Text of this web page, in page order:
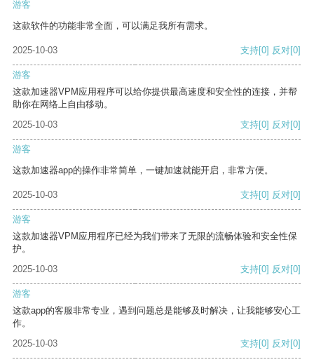
游客
这款软件的功能非常全面，可以满足我所有需求。
2025-10-03 支持[0] 反对[0]
游客
这款加速器VPM应用程序可以给你提供最高速度和安全性的连接，并帮
助你在网络上自由移动。
2025-10-03
支持[0] 反对[0]
游客
这款加速器app的操作非常简单，一键加速就能开启，非常方便。
2025-10-03 支持[0] 反对[0]
游客
这款加速器VPM应用程序已经为我们带来了无限的流畅体验和安全性保
护。
2025-10-03
支持[0] 反对[0]
游客
这款app的客服非常专业，遇到问题总是能够及时解决，让我能够安心工
作。
2025-10-03
支持[0] 反对[0]